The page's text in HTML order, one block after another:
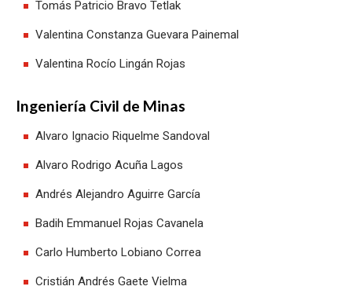
Tomás Patricio Bravo Tetlak
Valentina Constanza Guevara Painemal
Valentina Rocío Lingán Rojas
Ingeniería Civil de Minas
Alvaro Ignacio Riquelme Sandoval
Alvaro Rodrigo Acuña Lagos
Andrés Alejandro Aguirre García
Badih Emmanuel Rojas Cavanela
Carlo Humberto Lobiano Correa
Cristián Andrés Gaete Vielma